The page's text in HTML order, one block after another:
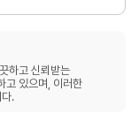
하고 신뢰받는
고 있으며, 이러한
.